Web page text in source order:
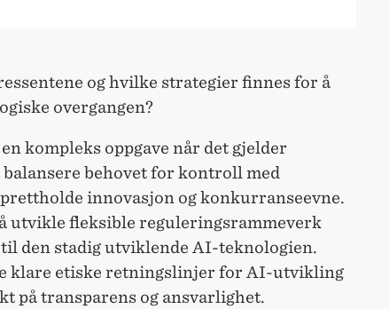
og hvilke strategier finnes for å
overgangen?
kompleks oppgave når det gjelder
behovet for kontroll med
innovasjon og konkurranseevne.
utvikle fleksible reguleringsrammeverk
den stadig utviklende AI-teknologien.
klare etiske retningslinjer for AI-utvikling
på transparens og ansvarlighet.